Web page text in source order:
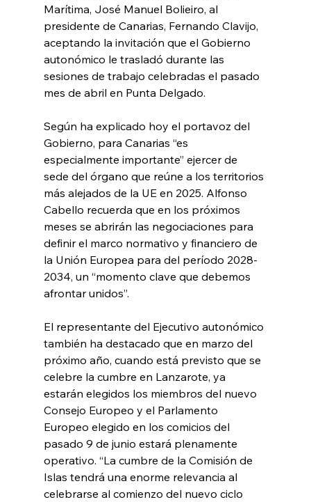
Marítima, José Manuel Bolieiro, al
presidente de Canarias, Fernando Clavijo,
aceptando la invitación que el Gobierno
autonómico le trasladó durante las
sesiones de trabajo celebradas el pasado
mes de abril en Punta Delgado.
Según ha explicado hoy el portavoz del
Gobierno, para Canarias “es
especialmente importante” ejercer de
sede del órgano que reúne a los territorios
más alejados de la UE en 2025. Alfonso
Cabello recuerda que en los próximos
meses se abrirán las negociaciones para
definir el marco normativo y financiero de
la Unión Europea para del período 2028-
2034, un “momento clave que debemos
afrontar unidos”.
El representante del Ejecutivo autonómico
también ha destacado que en marzo del
próximo año, cuando está previsto que se
celebre la cumbre en Lanzarote, ya
estarán elegidos los miembros del nuevo
Consejo Europeo y el Parlamento
Europeo elegido en los comicios del
pasado 9 de junio estará plenamente
operativo. “La cumbre de la Comisión de
Islas tendrá una enorme relevancia al
celebrarse al comienzo del nuevo ciclo